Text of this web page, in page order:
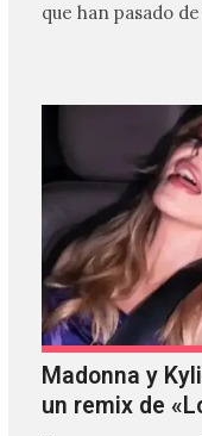
que han pasado
Madonna y
un remix de